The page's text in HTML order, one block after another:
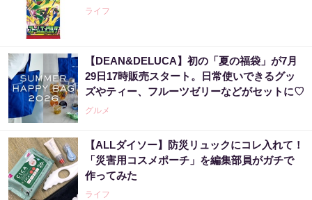
ライフ
【DEAN&DELUCA】初の「夏の福袋」が7月
29日17時販売スタート。日常使いできるグッ
ズやティー、フルーツゼリーなどがセットに♡
グルメ
【ALLダイソー】防災リュックにコレ入れて！
「災害用コスメポーチ」を編集部員がガチで
作ってみた
ライフ